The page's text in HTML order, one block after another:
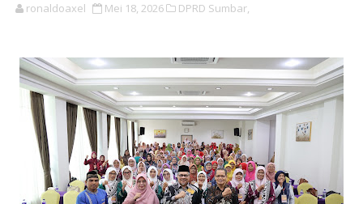
ronaldoaxel Mei 18, 2026 DPRD Sumbar,